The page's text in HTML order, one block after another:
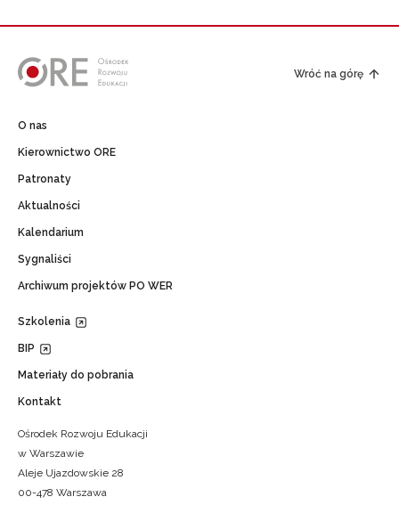
Wróć na górę
O nas
Kierownictwo ORE
Patronaty
Aktualności
Kalendarium
Sygnaliści
Archiwum projektów PO WER
Szkolenia
BIP
Materiały do pobrania
Kontakt
Ośrodek Rozwoju Edukacji
w Warszawie
Aleje Ujazdowskie 28
00-478 Warszawa